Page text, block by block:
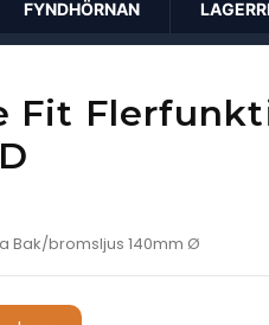
FYNDHÖRNAN
Fit
Bak/bromsljus 140mm Ø